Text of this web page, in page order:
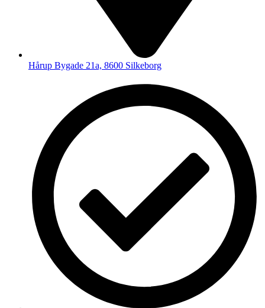
Hårup Bygade 21a, 8600 Silkeborg